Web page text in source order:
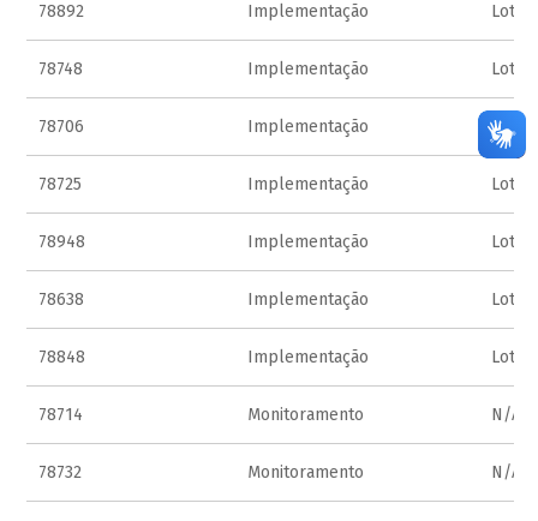
78892 Implementação Lote C
78748 Implementação Lote C
78706 Implementação Lote C
78725 Implementação Lote C
78948 Implementação Lote C
78638 Implementação Lote C
78848 Implementação Lote C
78714 Monitoramento N/A
78732 Monitoramento N/A